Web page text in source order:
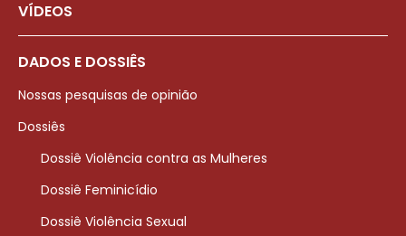
VÍDEOS
DADOS E DOSSIÊS
Nossas pesquisas de opinião
Dossiês
Dossiê Violência contra as Mulheres
Dossiê Feminicídio
Dossiê Violência Sexual